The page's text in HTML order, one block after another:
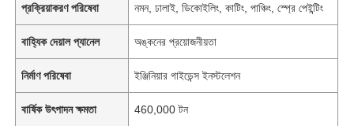
প্রক্রিয়াকরণ পরিষেবা নমন, ঢালাই, ডিকোইলিং, কাটিং, পাঞ্চিং, স্প্রে পেইন্টিং
বাহ্যিক দেয়াল প্যানেল অঙ্কনের প্রয়োজনীয়তা
নির্মাণ পরিষেবা ইঞ্জিনিয়ার গাইডেন্স ইনস্টলেশন
বার্ষিক উৎপাদন ক্ষমতা 460,000 টন